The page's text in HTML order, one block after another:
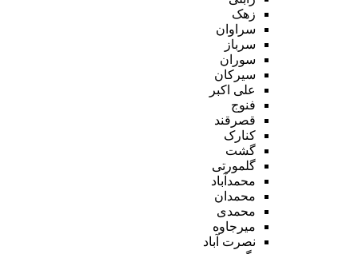
زهک
سراوان
سرباز
سوران
سیرکان
علی اکبر
فنوج
قصرقند
کنارک
گشت
گلمورتی
محمدآباد
محمدان
محمدی
میرجاوه
نصرت آباد